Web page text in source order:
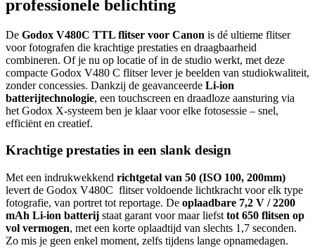
professionele belichting
De Godox V480C TTL flitser voor Canon is dé ultieme flitser
voor fotografen die krachtige prestaties en draagbaarheid
combineren. Of je nu op locatie of in de studio werkt, met deze
compacte Godox V480 C flitser lever je beelden van studiokwaliteit,
zonder concessies. Dankzij de geavanceerde Li-ion
batterijtechnologie, een touchscreen en draadloze aansturing via
het Godox X-systeem ben je klaar voor elke fotosessie – snel,
efficiënt en creatief.
Krachtige prestaties in een slank design
Met een indrukwekkend richtgetal van 50 (ISO 100, 200mm)
levert de Godox V480C flitser voldoende lichtkracht voor elk type
fotografie, van portret tot reportage. De oplaadbare 7,2 V / 2200
mAh Li-ion batterij staat garant voor maar liefst tot 650 flitsen op
vol vermogen, met een korte oplaadtijd van slechts 1,7 seconden.
Zo mis je geen enkel moment, zelfs tijdens lange opnamedagen.